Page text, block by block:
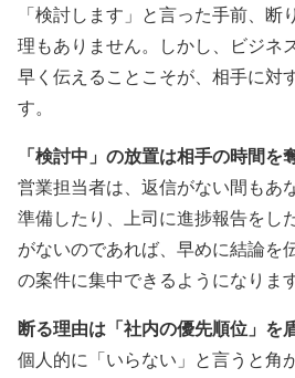
「検討します」と言った手前、
理もありません。しかし、ビジネ
早く伝えることこそが、相手に対
す。
「検討中」の放置は相手の時間を
営業担当者は、返信がない間もあ
準備したり、上司に進捗報告をし
がないのであれば、早めに結論を
の案件に集中できるようになります
断る理由は「社内の優先順位」を
個人的に「いらない」と言うと角